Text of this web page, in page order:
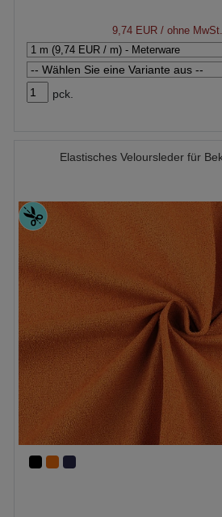
9,74 EUR/ ohne
pck.
Elastisches Veloursleder für